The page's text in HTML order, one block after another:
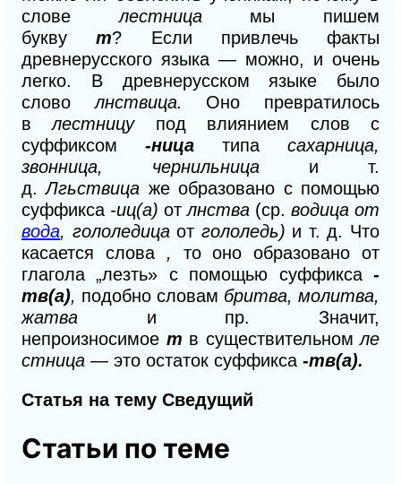
словелестница мы пишем
буквуm?
Если привлечь факты
древнерусского языка — можно, и очень
легко. В древнерусском языке было
словолнствица. Оно превратилось
влестницу под влиянием слов с
суффиксом -ница типа сахарница,
звонница, чернильница и т.
д.Лгьствица же образовано с помощью
суффикса -иц(а) отлнства (ср. водица от
вода, гололедицаот гололедь) и т. д. Что
касается слова , то оно образовано от
глагола „лезть» с помощью суффикса-
тв(а), подобно словам бритва, молитва,
жатва и пр. Значит,
непроизносимое т в существительномле
стница — это остаток суффикса -тв(а).
Статья на тему Сведущий
Статьи по теме